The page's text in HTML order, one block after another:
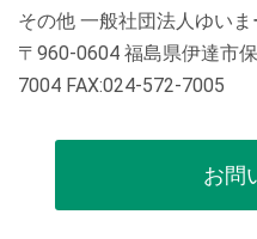
その他 一般社団法人ゆいま
〒960-0604 福島県伊達市
7004 FAX:024-572-7005
お問